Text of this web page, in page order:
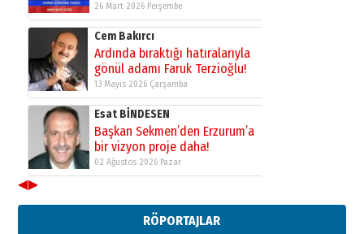
26 Mart 2026 Perşembe
Cem Bakırcı
Ardında bıraktığı hatıralarıyla
gönül adamı Faruk Terzioğlu!
13 Mayıs 2026 Çarşamba
Esat BİNDESEN
Başkan Sekmen’den Erzurum’a
bir vizyon proje daha!
02 Ağustos 2026 Pazar
Erzurumspor’un köşe taşları
29 Haziran 2026 Pazartesi
◀▶
RÖPORTAJLAR